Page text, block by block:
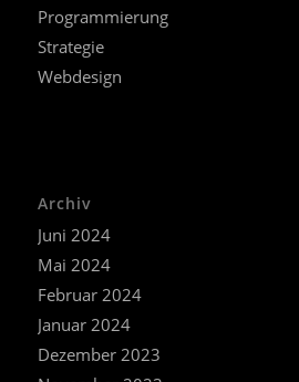
Programmierung
Strategie
Webdesign
Archiv
Juni 2024
Mai 2024
Februar 2024
Januar 2024
Dezember 2023